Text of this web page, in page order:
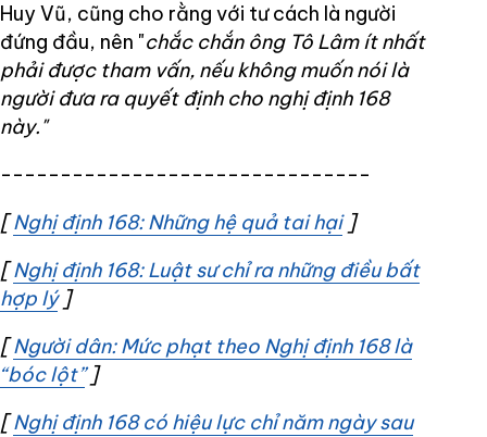
Huy Vũ, cũng cho rằng với tư cách là người
đứng đầu, nên "chắc chắn ông Tô Lâm ít nhất
phải được tham vấn, nếu không muốn nói là
người đưa ra quyết định cho nghị định 168
này."
-------------------------------
[Nghị định 168: Những hệ quả tai hạiOpens in new
]
[Nghị định 168: Luật sư chỉ ra những điều bất
hợp lýOpens in new window
]
[Người dân: Mức phạt theo Nghị định 168 là
“bóc lột”Opens in new window
]
[Nghị định 168 có hiệu lực chỉ năm ngày sau